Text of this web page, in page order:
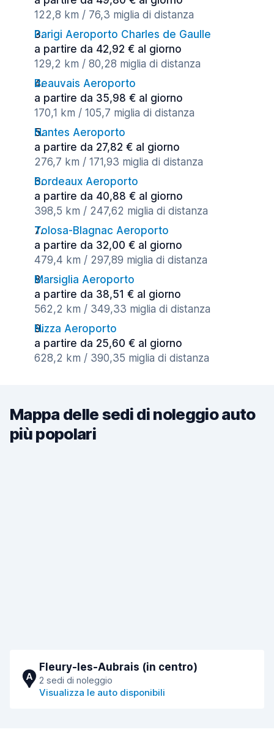
122,8 km / 76,3 miglia di distanza
Parigi Aeroporto Charles de Gaulle
a partire da 42,92 € al giorno
129,2 km / 80,28 miglia di distanza
Beauvais Aeroporto
a partire da 35,98 € al giorno
170,1 km / 105,7 miglia di distanza
Nantes Aeroporto
a partire da 27,82 € al giorno
276,7 km / 171,93 miglia di distanza
Bordeaux Aeroporto
a partire da 40,88 € al giorno
398,5 km / 247,62 miglia di distanza
Tolosa-Blagnac Aeroporto
a partire da 32,00 € al giorno
479,4 km / 297,89 miglia di distanza
Marsiglia Aeroporto
a partire da 38,51 € al giorno
562,2 km / 349,33 miglia di distanza
Nizza Aeroporto
a partire da 25,60 € al giorno
628,2 km / 390,35 miglia di distanza
Mappa delle sedi di noleggio auto
più popolari
A
Fleury-les-Aubrais (in centro)
2 sedi di noleggio
Visualizza le auto disponibili